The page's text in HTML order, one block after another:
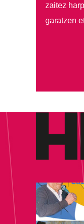
zaitez
garatzen